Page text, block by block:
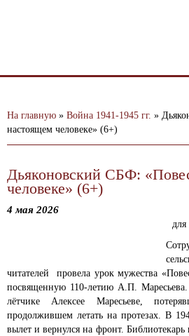
На главную » Война 1941-1945 гг. »
настоящем человеке» (6+)
Дьяконовский СБФ:
человеке» (6+)
4 мая 2026
для
читателей провела урок мужества
посвященную 110-летию А.П.
лётчике Алексее Маресьеве,
продолжившем летать на протезах. В
вылет и вернулся на фронт. Библиотекарь